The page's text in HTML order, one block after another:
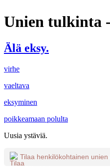
Unien tulkinta
Älä eksy.
virhe
vaeltava
eksyminen
poikkeamaan polulta
Uusia ystäviä.
Tilaa henkilökohtainen